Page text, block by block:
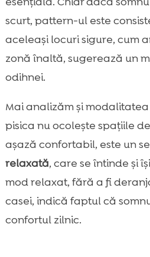
scurt, pattern-ul este
aceleași locuri sigure, cum
zonă înaltă, sugerează un
odihnei.
Mai analizăm și
pisica nu ocolește spațiile
așază confortabil, este un
relaxată, care se întinde și
mod relaxat, fără a fi
casei, indică faptul că
confortul zilnic.